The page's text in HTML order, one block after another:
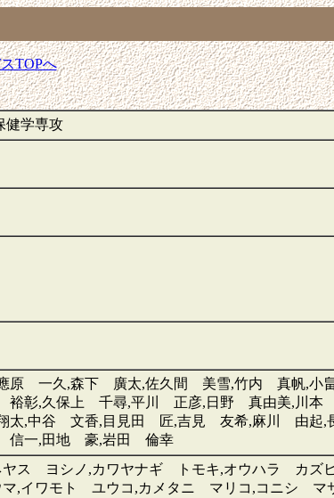
TOPへ
健学専攻
一久,森下 廣太,佐久間 美雪,竹内 真帆,小
彰,久保上 千尋,平川 正彦,日野 真由美,川本
,中谷 文香,目見田 匠,吉見 友希,麻川 由起,
一,田地 豪,岩田 倫幸
ス ヨシノ,カワヤナギ トモキ,オウハラ カズ
,イワモト ユウコ,カメタニ マリコ,コニシ マ